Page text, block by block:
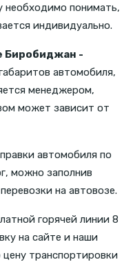
необходимо понимать,
индивидуально.
Биробиджан -
автомобиля,
менеджером,
может зависит от
автомобиля по
можно заполнив
на автовозе.
горячей линии 8
на сайте и наши
транспортировки